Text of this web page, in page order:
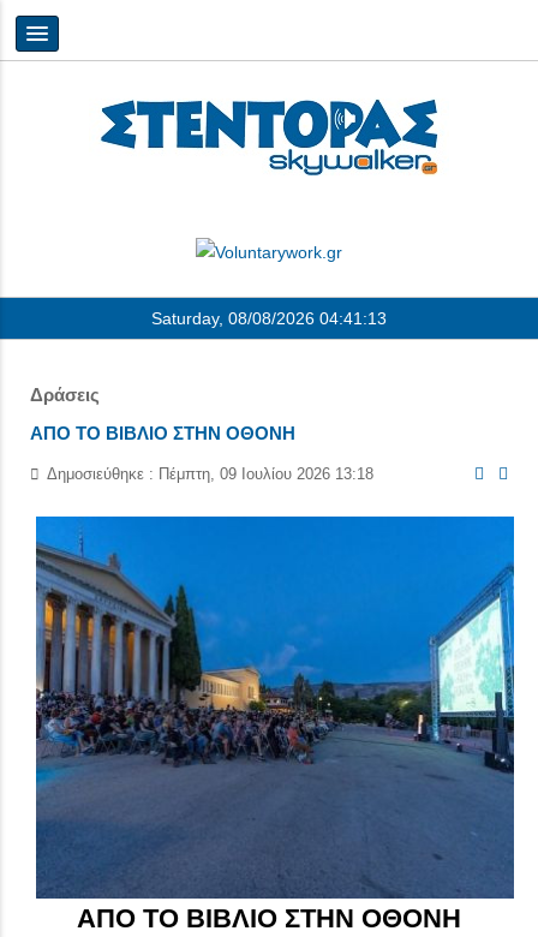
Saturday, 08/08/2026 04:41:14
Δράσεις
ΑΠΟ ΤΟ ΒΙΒΛΙΟ ΣΤΗΝ ΟΘΟΝΗ
Δημοσιεύθηκε : Πέμπτη, 09 Ιουλίου 2026 13:18
ΑΠΟ ΤΟ ΒΙΒΛΙΟ ΣΤΗΝ ΟΘΟΝΗ